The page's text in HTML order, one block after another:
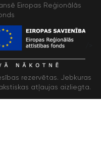
Eiropas Reģionālās
rezervētas. Jebkuras
atļaujas aizliegta.